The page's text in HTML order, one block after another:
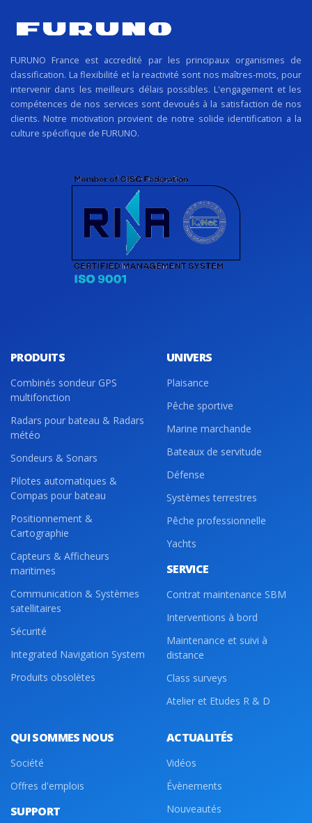
FURUNO France est accredité par les principaux organismes de
classification. La flexibilité et la reactivité sont nos maîtres-mots, pour
intervenir dans les meilleurs délais possibles. L'engagement et les
compétences de nos services sont devoués à la satisfaction de nos
clients. Notre motivation provient de notre solide identification a la
culture spécifique de FURUNO.
PRODUITS
Combinés sondeur GPS
multifonction
Radars pour bateau & Radars
météo
Sondeurs & Sonars
Pilotes automatiques &
Compas pour bateau
Positionnement &
Cartographie
Capteurs & Afficheurs
maritimes
Communication & Systèmes
satellitaires
Sécurité
Integrated Navigation System
Produits obsolètes
UNIVERS
Plaisance
Pêche sportive
Marine marchande
Bateaux de servitude
Défense
Systèmes terrestres
Pêche professionnelle
Yachts
SERVICE
Contrat maintenance SBM
Interventions à bord
Maintenance et suivi à
distance
Class surveys
Atelier et Etudes R & D
QUI SOMMES NOUS
Société
Offres d'emplois
SUPPORT
ACTUALITÉS
Vidéos
Évènements
Nouveautés